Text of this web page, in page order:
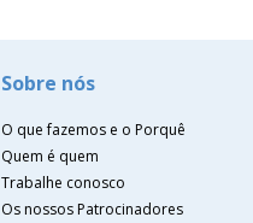
Sobre nós
O que fazemos e o Porquê
Quem é quem
Trabalhe conosco
Os nossos Patrocinadores